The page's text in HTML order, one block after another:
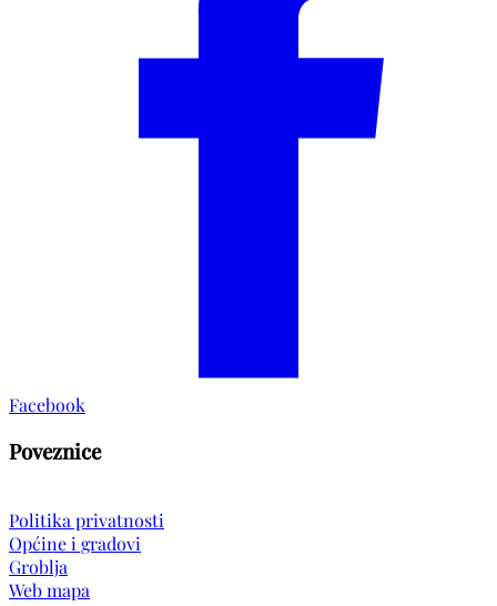
Facebook
Poveznice
Politika privatnosti
Općine i gradovi
Groblja
Web mapa